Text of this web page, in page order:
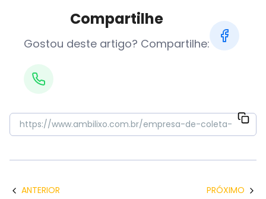
Compartilhe
Gostou deste artigo? Compartilhe:
ANTERIOR PRÓXIMO